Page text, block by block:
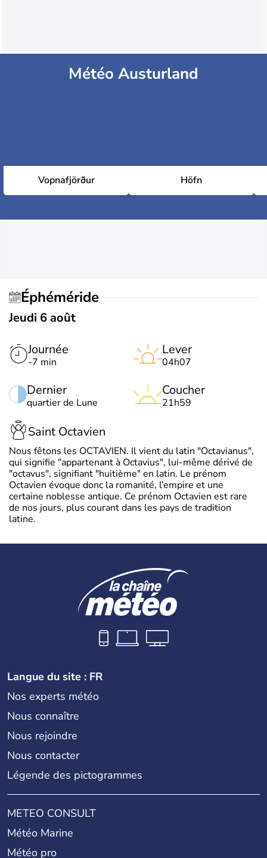
Météo Austurland
Vopnafjörður Höfn
Éphéméride
Jeudi 6 août
Journée
-7 min
Dernier
quartier de Lune
Lever
04h07
Coucher
21h59
Saint Octavien
Nous fêtons les OCTAVIEN. Il vient du latin "Octavianus",
qui signifie "appartenant à Octavius", lui-même dérivé de
"octavus", signifiant "huitième" en latin. Le prénom
Octavien évoque donc la romanité, l’empire et une
certaine noblesse antique. Ce prénom Octavien est rare
de nos jours, plus courant dans les pays de tradition
latine.
Langue du site : FR
Nos experts météo
Nous connaître
Nous rejoindre
Nous contacter
Légende des pictogrammes
METEO CONSULT
Météo Marine
Météo pro